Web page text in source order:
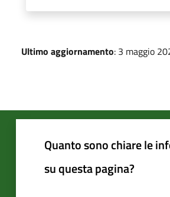
Ultimo aggiornamento: 3 maggio
Quanto sono chiare le
su questa pagina?